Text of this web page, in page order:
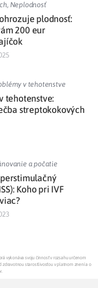
, Neplodnosť
plodnosť:
200 eur
v tehotenstve
tehotenstve:
streptokokových
a počatie
Koho pri IVF
vykonáva svoju činnosť v rozsahu určenom
zdravotnou starostlivosťou v platnom znení a o